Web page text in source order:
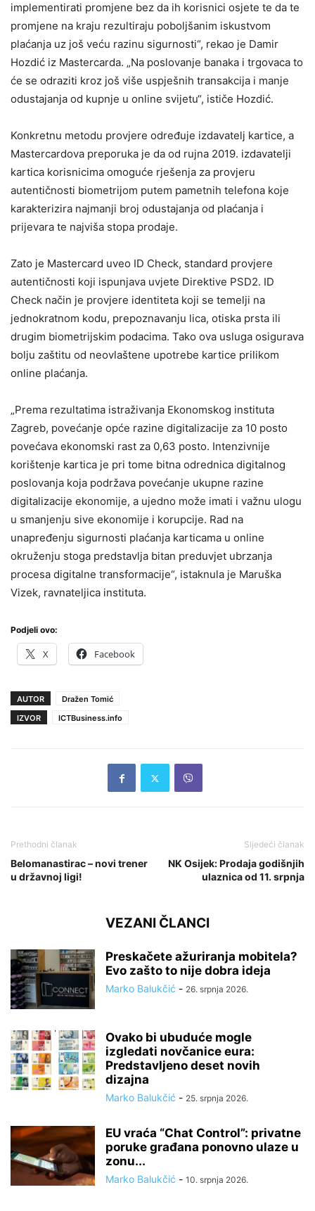
implementirati promjene bez da ih korisnici osjete te da te
promjene na kraju rezultiraju poboljšanim iskustvom
plaćanja uz još veću razinu sigurnosti“, rekao je Damir
Hozdić iz Mastercarda. „Na poslovanje banaka i trgovaca to
će se odraziti kroz još više uspješnih transakcija i manje
odustajanja od kupnje u online svijetu“, ističe Hozdić.
Konkretnu metodu provjere određuje izdavatelj kartice, a
Mastercardova preporuka je da od rujna 2019. izdavatelji
kartica korisnicima omoguće rješenja za provjeru
autentičnosti biometrijom putem pametnih telefona koje
karakterizira najmanji broj odustajanja od plaćanja i
prijevara te najviša stopa prodaje.
Zato je Mastercard uveo ID Check, standard provjere
autentičnosti koji ispunjava uvjete Direktive PSD2. ID
Check način je provjere identiteta koji se temelji na
jednokratnom kodu, prepoznavanju lica, otiska prsta ili
drugim biometrijskim podacima. Tako ova usluga osigurava
bolju zaštitu od neovlaštene upotrebe kartice prilikom
online plaćanja.
„Prema rezultatima istraživanja Ekonomskog instituta
Zagreb, povećanje opće razine digitalizacije za 10 posto
povećava ekonomski rast za 0,63 posto. Intenzivnije
korištenje kartica je pri tome bitna odrednica digitalnog
poslovanja koja podržava povećanje ukupne razine
digitalizacije ekonomije, a ujedno može imati i važnu ulogu
u smanjenju sive ekonomije i korupcije. Rad na
unapređenju sigurnosti plaćanja karticama u online
okruženju stoga predstavlja bitan preduvjet ubrzanja
procesa digitalne transformacije“, istaknula je Maruška
Vizek, ravnateljica instituta.
Podjeli ovo:
X Facebook
AUTOR
Dražen Tomić
IZVOR
ICTBusiness.info
Prethodni članak
Belomanastirac – novi trener
u državnoj ligi!
Sljedeći članak
NK Osijek: Prodaja godišnjih
ulaznica od 11. srpnja
VEZANI ČLANCI
Preskačete ažuriranja mobitela?
Evo zašto to nije dobra ideja
Marko Balukčić - 26. srpnja 2026.
Ovako bi ubuduće mogle
izgledati novčanice eura:
Predstavljeno deset novih
dizajna
Marko Balukčić - 25. srpnja 2026.
EU vraća “Chat Control”: privatne
poruke građana ponovno ulaze u
zonu...
Marko Balukčić - 10. srpnja 2026.